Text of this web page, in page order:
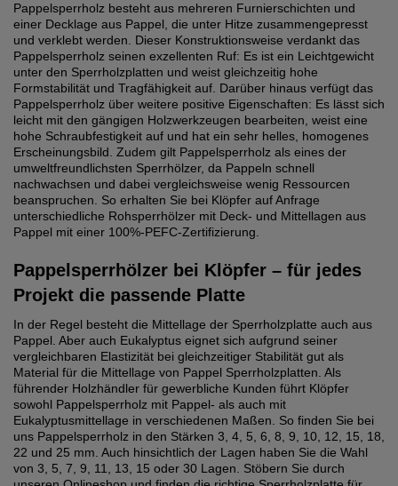
Pappelsperrholz besteht aus mehreren Furnierschichten und
einer Decklage aus Pappel, die unter Hitze zusammengepresst
und verklebt werden. Dieser Konstruktionsweise verdankt das
Pappelsperrholz seinen exzellenten Ruf: Es ist ein Leichtgewicht
unter den Sperrholzplatten und weist gleichzeitig hohe
Formstabilität und Tragfähigkeit auf. Darüber hinaus verfügt das
Pappelsperrholz über weitere positive Eigenschaften: Es lässt sich
leicht mit den gängigen Holzwerkzeugen bearbeiten, weist eine
hohe Schraubfestigkeit auf und hat ein sehr helles, homogenes
Erscheinungsbild. Zudem gilt Pappelsperrholz als eines der
umweltfreundlichsten Sperrhölzer, da Pappeln schnell
nachwachsen und dabei vergleichsweise wenig Ressourcen
beanspruchen. So erhalten Sie bei Klöpfer auf Anfrage
unterschiedliche Rohsperrhölzer mit Deck- und Mittellagen aus
Pappel mit einer 100%-PEFC-Zertifizierung.
Pappelsperrhölzer bei Klöpfer – für jedes
Projekt die passende Platte
In der Regel besteht die Mittellage der Sperrholzplatte auch aus
Pappel. Aber auch Eukalyptus eignet sich aufgrund seiner
vergleichbaren Elastizität bei gleichzeitiger Stabilität gut als
Material für die Mittellage von Pappel Sperrholzplatten. Als
führender Holzhändler für gewerbliche Kunden führt Klöpfer
sowohl Pappelsperrholz mit Pappel- als auch mit
Eukalyptusmittellage in verschiedenen Maßen. So finden Sie bei
uns Pappelsperrholz in den Stärken 3, 4, 5, 6, 8, 9, 10, 12, 15, 18,
22 und 25 mm. Auch hinsichtlich der Lagen haben Sie die Wahl
von 3, 5, 7, 9, 11, 13, 15 oder 30 Lagen. Stöbern Sie durch